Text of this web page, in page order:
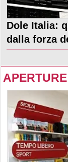
Dole Italia:
dalla forza
APERTURE